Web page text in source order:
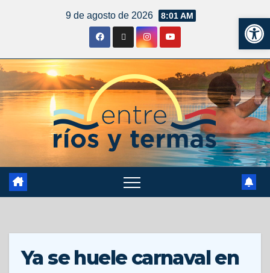
9 de agosto de 2026 8:01 AM
Ya se huele carnaval en